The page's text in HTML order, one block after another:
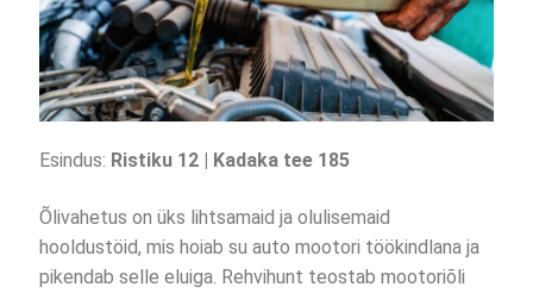
Esindus: Ristiku 12 | Kadaka tee 185
Õlivahetus on üks lihtsamaid ja olulisemaid
hooldustöid, mis hoiab su auto mootori töökindlana ja
pikendab selle eluiga. Rehvihunt teostab mootoriõli